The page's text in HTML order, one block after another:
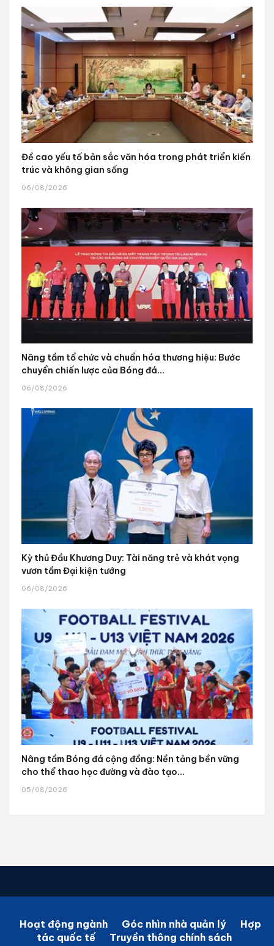
Đề cao yếu tố bản sắc văn hóa trong phát triển kiến
trúc và không gian sống
06/08/2026
Nâng tầm tổ chức và chuẩn hóa thương hiệu: Bước
chuyển chiến lược của Bóng đá...
06/08/2026
Kỳ thủ Đầu Khương Duy: Tài năng trẻ và khát vọng
vươn tầm Đại kiện tướng
06/08/2026
Nâng tầm Bóng đá cộng đồng: Nền tảng bền vững
cho thể thao học đường và đào tạo...
05/08/2026
Hoạt động ngành Góc nhìn nhà quản lý
Hợp
tác quốc tế
Truyền thông chính sách